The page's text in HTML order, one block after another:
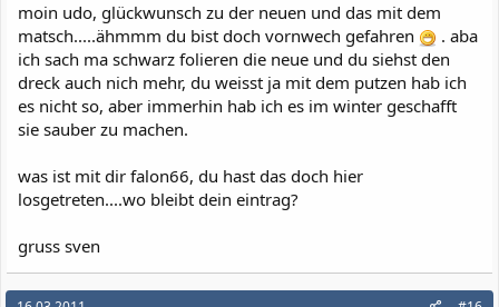
moin udo, glückwunsch zu der neuen und das mit dem
matsch.....ähmmm du bist doch vornwech gefahren
. aba
ich sach ma schwarz folieren die neue und du siehst den
dreck auch nich mehr, du weisst ja mit dem putzen hab ich
es nicht so, aber immerhin hab ich es im winter geschafft
sie sauber zu machen.
was ist mit dir falon66, du hast das doch hier
losgetreten....wo bleibt dein eintrag?
gruss sven